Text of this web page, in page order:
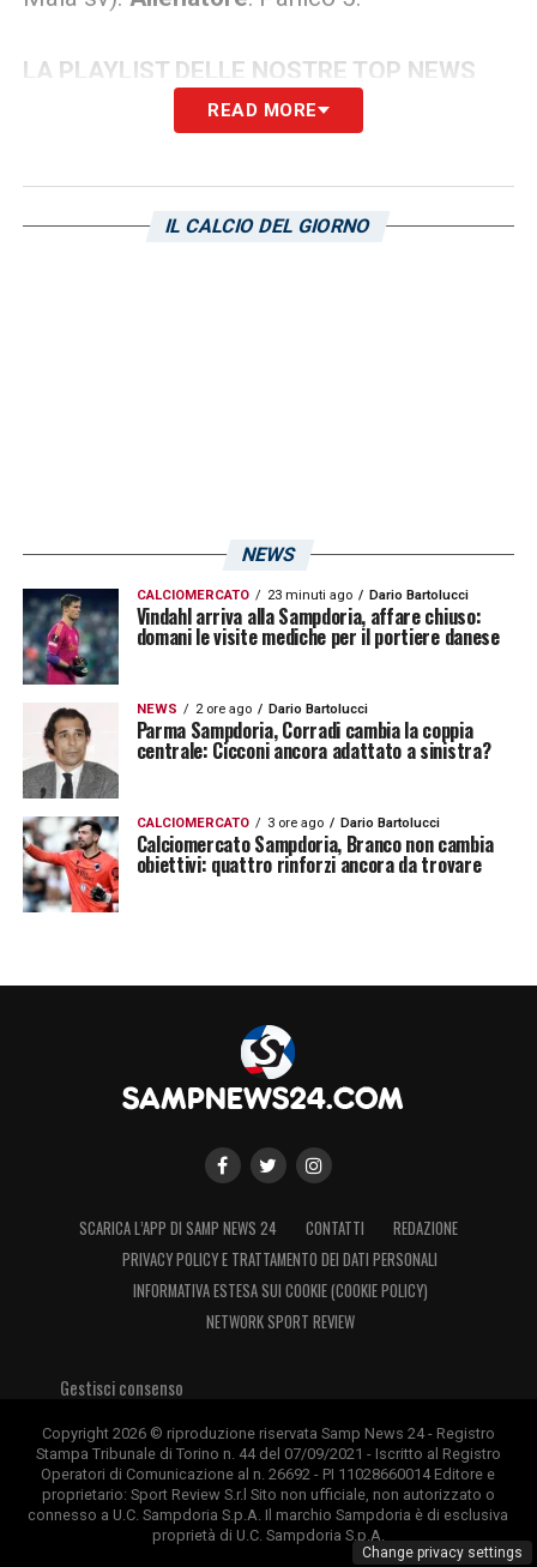
LA PLAYLIST DELLE NOSTRE TOP NEWS
READ MORE
IL CALCIO DEL GIORNO
NEWS
CALCIOMERCATO 23 minuti ago Dario Bartolucci
Vindahl arriva alla Sampdoria, affare chiuso:
domani le visite mediche per il portiere danese
NEWS 2 ore ago Dario Bartolucci
Parma Sampdoria, Corradi cambia la coppia
centrale: Cicconi ancora adattato a sinistra?
CALCIOMERCATO 3 ore ago Dario Bartolucci
Calciomercato Sampdoria, Branco non cambia
obiettivi: quattro rinforzi ancora da trovare
SCARICA L’APP DI SAMP NEWS 24 CONTATTI
REDAZIONE
PRIVACY POLICY E TRATTAMENTO DEI DATI PERSONALI
INFORMATIVA ESTESA SUI COOKIE (COOKIE POLICY)
NETWORK SPORT REVIEW
Gestisci consenso
Copyright 2026 © riproduzione riservata Samp News 24 - Registro
Stampa Tribunale di Torino n. 44 del 07/09/2021 - Iscritto al Registro
Operatori di Comunicazione al n. 26692 - PI 11028660014 Editore e
proprietario: Sport Review S.r.l Sito non ufficiale, non autorizzato o
connesso a U.C. Sampdoria S.p.A. Il marchio Sampdoria è di esclusiva
proprietà di U.C. Sampdoria S.p.A.
Change privacy settings